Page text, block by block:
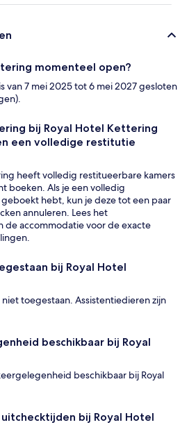
momenteel open?
van 7 mei 2025 tot 6 mei 2027 gesloten
bij Royal Hotel Kettering
een volledige restitutie
heeft volledig restitueerbare kamers
boeken. Als je een volledig
hebt, kun je deze tot een paar
annuleren. Lees het
de accommodatie voor de exacte
bij Royal Hotel
niet toegestaan. Assistentiedieren zijn
beschikbaar bij Royal
beschikbaar bij Royal
bij Royal Hotel